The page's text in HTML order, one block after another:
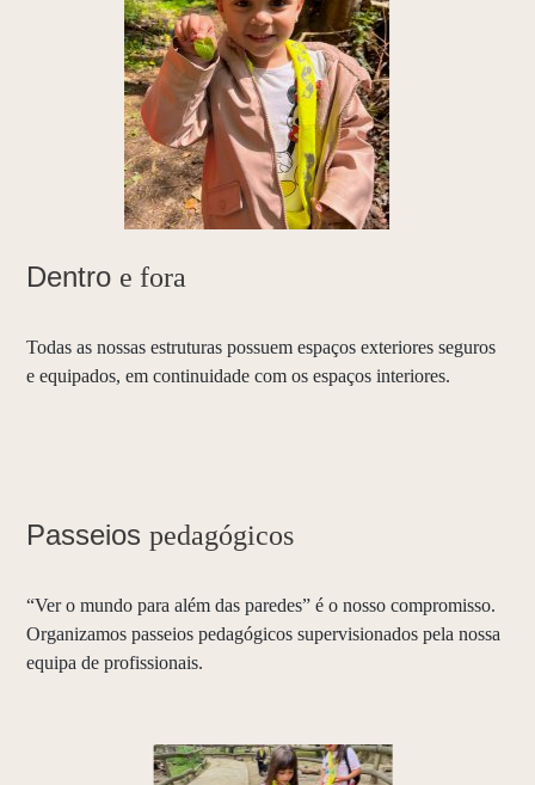
Dentro e fora
Todas as nossas estruturas possuem espaços exteriores seguros
e equipados, em continuidade com os espaços interiores.
Passeiospedagógicos
“Ver o mundo para além das paredes” é o nosso compromisso.
Organizamos passeios pedagógicos supervisionados pela nossa
equipa de profissionais.